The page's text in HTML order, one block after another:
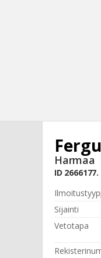
Harmaa
ID 2666177.
Sijainti
Vetotapa